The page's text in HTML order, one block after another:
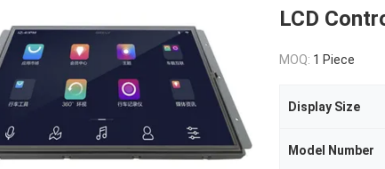
LCD
MOQ: 1 Piece
Display Size
Model Number